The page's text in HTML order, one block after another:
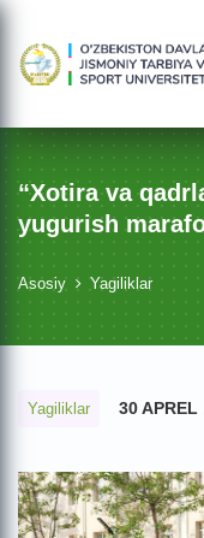
“Xotira va
yugurish
Asosiy Yagiliklar
Yagiliklar 30 APREL